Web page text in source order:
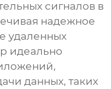
сигналов в
надежное
удаленных
идеально
данных, таких